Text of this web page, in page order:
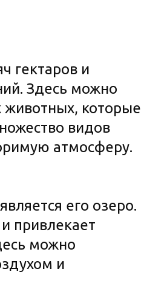
гектаров и
Здесь можно
животных, которые
видов
атмосферу.
его озеро.
привлекает
можно
и